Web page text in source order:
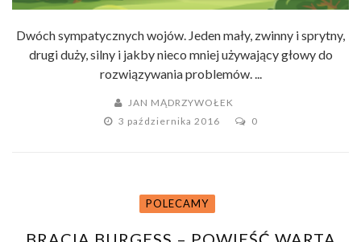
Dwóch sympatycznych wojów. Jeden mały, zwinny i sprytny,
drugi duży, silny i jakby nieco mniej używający głowy do
rozwiązywania problemów. ...
JAN MĄDRZYWOŁEK
3 października 2016
0
POLECAMY